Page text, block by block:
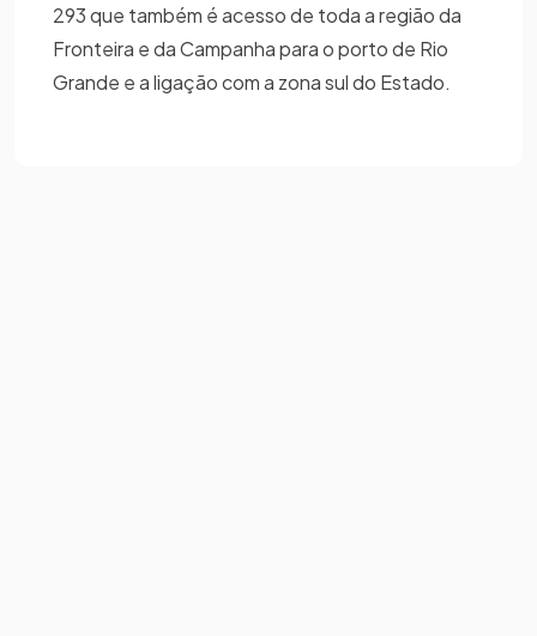
293 que também é acesso de toda a região da
Fronteira e da Campanha para o porto de Rio
Grande e a ligação com a zona sul do Estado.